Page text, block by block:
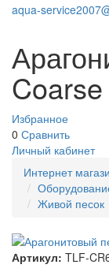
aqua-
Избранное
0 Сравнить
Личный кабинет
Интернет
Живой песок
Артикул: TLF-